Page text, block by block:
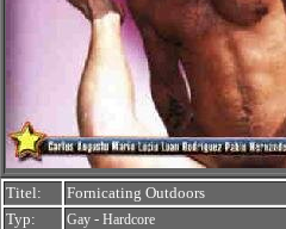
Titel:
Fornicating Outdoors
Typ:
Gay - Hardcore